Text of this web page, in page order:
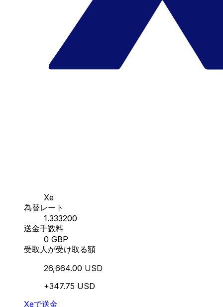
Xe
為替レート
1.333200
送金手数料
0 GBP
受取人が受け取る額
26,664.00 USD
+347.75 USD
Xeで送金